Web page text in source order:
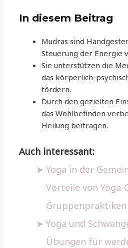
In diesem Beitrag
Mudras sind
Steuerung der Energie
Sie unterstützen die
das körperlich-
fördern.
Durch den gezielten
das Wohlbefinden
Heilung beitragen.
Auch interessant:
Yoga in der
Vorteile von
Gruppenpraktiken
Yoga und
Übungen für